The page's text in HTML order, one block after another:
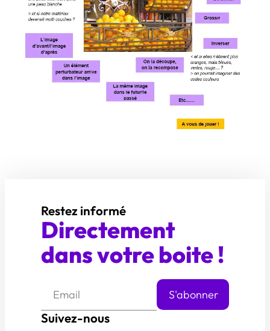
Restez informé
Directement
dans votre boite !
Suivez-nous